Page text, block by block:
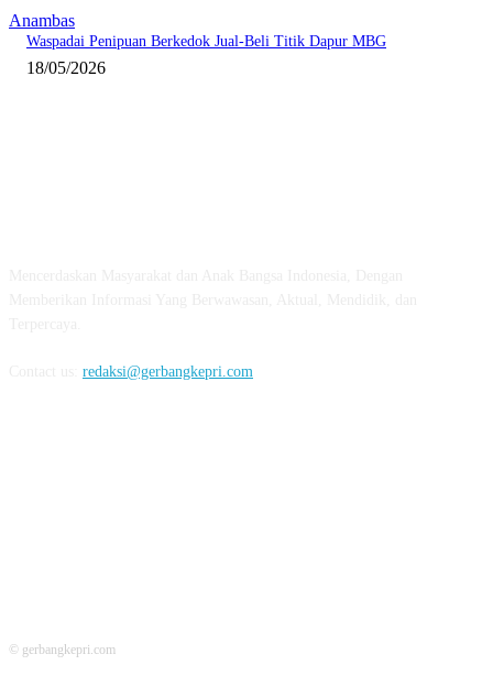
Anambas
Waspadai Penipuan Berkedok Jual-Beli Titik Dapur MBG
18/05/2026
redaksi@gerbangkepri.com
© gerbangkepri.com